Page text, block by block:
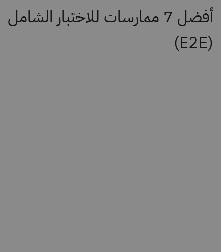
أفضل 7 ممارسات للاختبار الشامل
(E2E)